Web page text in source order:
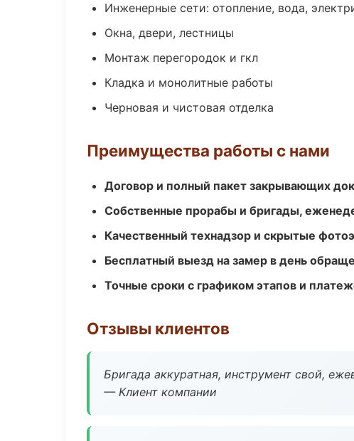
Инженерные сети: отопление, вода,
Окна, двери, лестницы
Монтаж перегородок и гкл
Кладка и монолитные работы
Черновая и чистовая отделка
Преимущества работы с нами
Договор и полный пакет закрывающих
Собственные прорабы и бригады,
Качественный технадзор и скрытые
Бесплатный выезд на замер в день
Точные сроки с графиком этапов и
Отзывы клиентов
Бригада аккуратная, инструмент свой,
— Клиент компании